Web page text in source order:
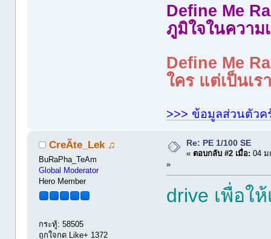
Define Me
ภูมิใจในความ
Define Me
ใคร แต่เป็นเ
>>> ข้อมูลส่วนตัวค
CreÃte_Lek ♫
BuRaPha_TeAm
Global Moderator
Hero Member
กระทู้: 58505
ถูกใจกด Like+ 1372
Re: PE 1/100 SE
« ตอบกลับ #2 เมื่อ: 04 ม
»
drive เพื่อใ